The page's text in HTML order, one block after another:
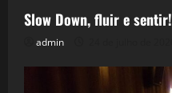
Slow Down, fluir e sentir!
admin